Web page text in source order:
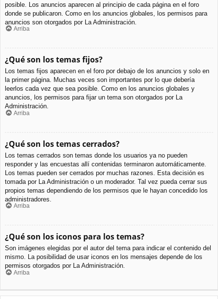
posible. Los anuncios aparecen al principio de cada página en el foro
donde se publicaron. Como en los anuncios globales, los permisos para
anuncios son otorgados por La Administración.
Arriba
¿Qué son los temas fijos?
Los temas fijos aparecen en el foro por debajo de los anuncios y solo en
la primer página. Muchas veces son importantes por lo que debería
leerlos cada vez que sea posible. Como en los anuncios globales y
anuncios, los permisos para fijar un tema son otorgados por La
Administración.
Arriba
¿Qué son los temas cerrados?
Los temas cerrados son temas donde los usuarios ya no pueden
responder y las encuestas allí contenidas terminaron automáticamente.
Los temas pueden ser cerrados por muchas razones. Esta decisión es
tomada por La Administración o un moderador. Tal vez pueda cerrar sus
propios temas dependiendo de los permisos que le hayan concedido los
administradores.
Arriba
¿Qué son los iconos para los temas?
Son imágenes elegidas por el autor del tema para indicar el contenido del
mismo. La posibilidad de usar iconos en los mensajes depende de los
permisos otorgados por La Administración.
Arriba